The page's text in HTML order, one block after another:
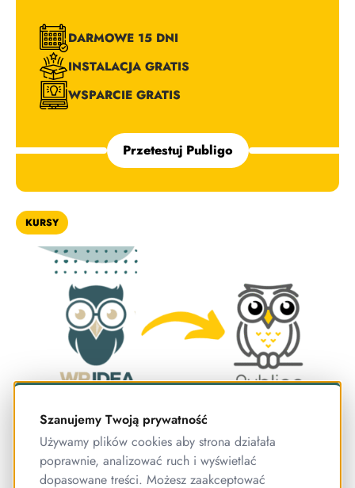
DARMOWE 15 DNI
INSTALACJA GRATIS
WSPARCIE GRATIS
Przetestuj Publigo
KURSY
Sprawdź, jak zmieni się WP Idea!
Zmieniamy się i niedługo to zauważysz
Szanujemy Twoją prywatność
Używamy plików cookies aby strona działała
poprawnie, analizować ruch i wyświetlać
dopasowane treści. Możesz zaakceptować